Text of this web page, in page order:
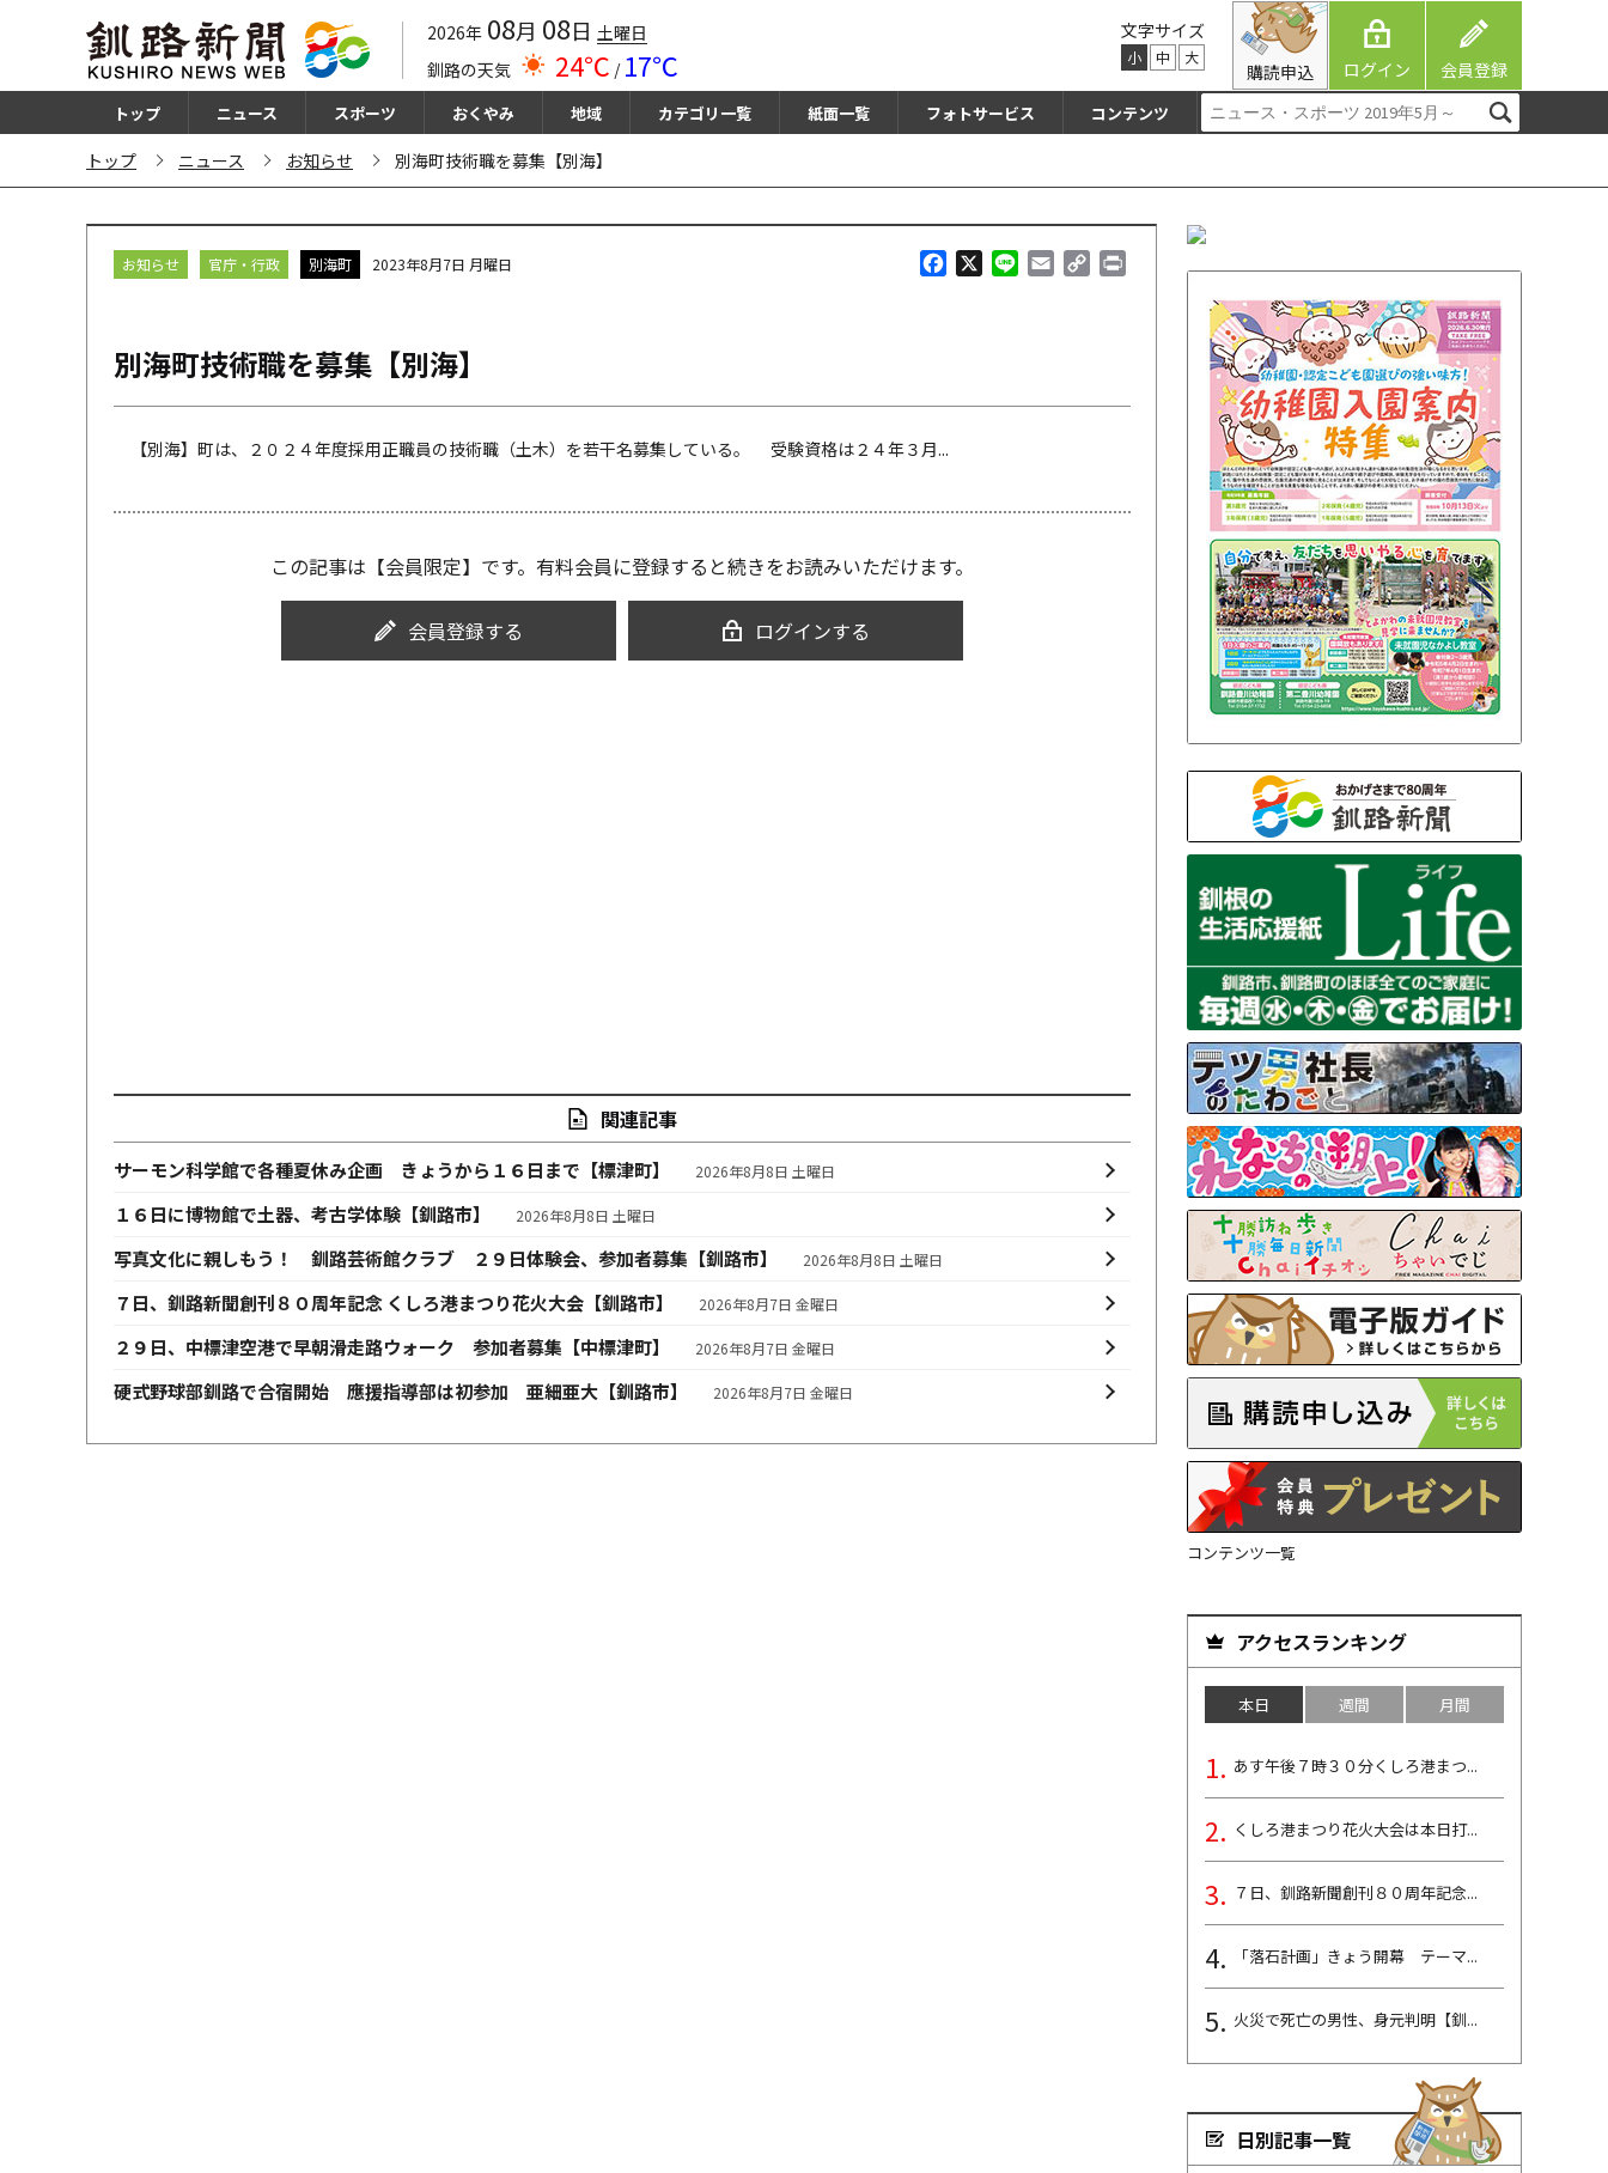
2026年 08月 08日 土曜日
釧路の天気
24℃ / 17℃
文字サイズ
小 中 大
購読申込 ログイン 会員登録
トップ ニュース スポーツ おくやみ 地域 カテゴリ一覧 紙面一覧 フォトサービス コンテンツ
トップ ニュース お知らせ 別海町技術職を募集【別海】
k
お知らせ 官庁・行政 別海町 2023年8月7日 月曜日
別海町技術職を募集【別海】
【別海】町は、２０２４年度採用正職員の技術職（土木）を若干名募集している。 受験資格は２４年３月...
この記事は【会員限定】です。有料会員に登録すると続きをお読みいただけます。
会員登録する ログインする
関連記事
サーモン科学館で各種夏休み企画 きょうから１６日まで【標津町】 2026年8月8日 土曜日
１６日に博物館で土器、考古学体験【釧路市】 2026年8月8日 土曜日
写真文化に親しもう！ 釧路芸術館クラブ ２９日体験会、参加者募集【釧路市】 2026年8月8日 土曜日
７日、釧路新聞創刊８０周年記念 くしろ港まつり花火大会【釧路市】 2026年8月7日 金曜日
２９日、中標津空港で早朝滑走路ウォーク 参加者募集【中標津町】 2026年8月7日 金曜日
硬式野球部釧路で合宿開始 應援指導部は初参加 亜細亜大【釧路市】 2026年8月7日 金曜日
コンテンツ一覧
アクセスランキング
本日 週間 月間
あす午後７時３０分くしろ港まつ...
くしろ港まつり花火大会は本日打...
７日、釧路新聞創刊８０周年記念...
「落石計画」きょう開幕 テーマ...
火災で死亡の男性、身元判明【釧...
日別記事一覧